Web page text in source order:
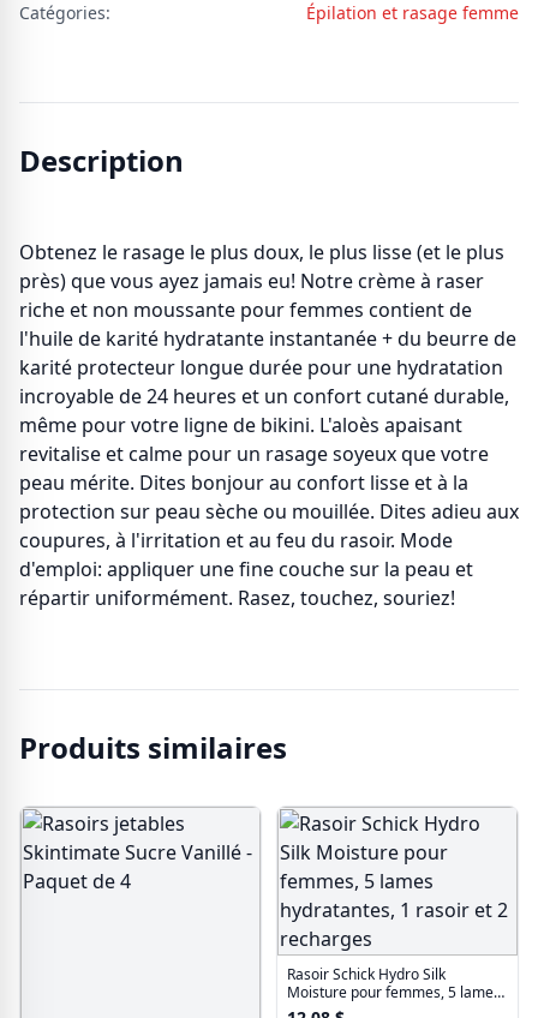
Catégories:
Épilation et rasage femme
Description
Obtenez le rasage le plus doux, le plus lisse (et le plus
près) que vous ayez jamais eu! Notre crème à raser
riche et non moussante pour femmes contient de
l'huile de karité hydratante instantanée + du beurre de
karité protecteur longue durée pour une hydratation
incroyable de 24 heures et un confort cutané durable,
même pour votre ligne de bikini. L'aloès apaisant
revitalise et calme pour un rasage soyeux que votre
peau mérite. Dites bonjour au confort lisse et à la
protection sur peau sèche ou mouillée. Dites adieu aux
coupures, à l'irritation et au feu du rasoir. Mode
d'emploi: appliquer une fine couche sur la peau et
répartir uniformément. Rasez, touchez, souriez!
Produits similaires
Rasoir Schick Hydro Silk
Moisture pour femmes, 5 lames
hydratantes, 1 rasoir et 2